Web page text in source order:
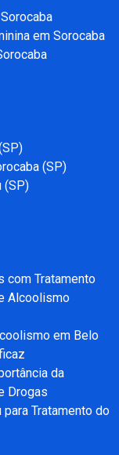
em Sorocaba
(SP)
(SP)
com Tratamento
Alcoolismo
em Belo
da
Drogas
Tratamento do